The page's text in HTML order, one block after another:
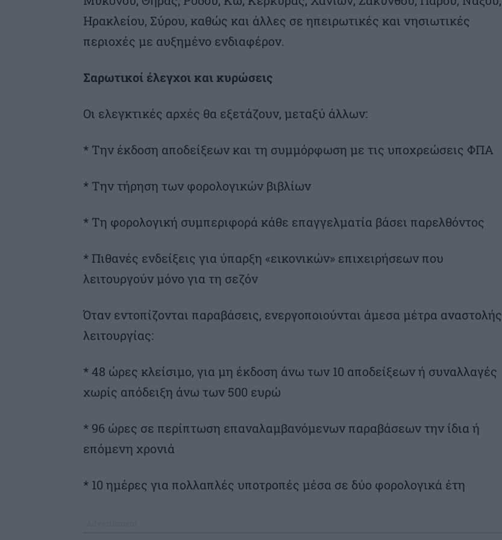
Ηρακλείου, Σύρου, καθώς και άλλες σε ηπειρωτικές και νησιωτικές
περιοχές με αυξημένο ενδιαφέρον.
Σαρωτικοί έλεγχοι και κυρώσεις
Οι ελεγκτικές αρχές θα εξετάζουν, μεταξύ άλλων:
* Την έκδοση αποδείξεων και τη συμμόρφωση με τις υποχρεώσεις ΦΠΑ
* Την τήρηση των φορολογικών βιβλίων
* Τη φορολογική συμπεριφορά κάθε επαγγελματία βάσει παρελθόντος
* Πιθανές ενδείξεις για ύπαρξη «εικονικών» επιχειρήσεων που
λειτουργούν μόνο για τη σεζόν
Όταν εντοπίζονται παραβάσεις, ενεργοποιούνται άμεσα μέτρα αναστολής
λειτουργίας:
* 48 ώρες κλείσιμο, για μη έκδοση άνω των 10 αποδείξεων ή συναλλαγές
χωρίς απόδειξη άνω των 500 ευρώ
* 96 ώρες σε περίπτωση επαναλαμβανόμενων παραβάσεων την ίδια ή
επόμενη χρονιά
* 10 ημέρες για πολλαπλές υποτροπές μέσα σε δύο φορολογικά έτη